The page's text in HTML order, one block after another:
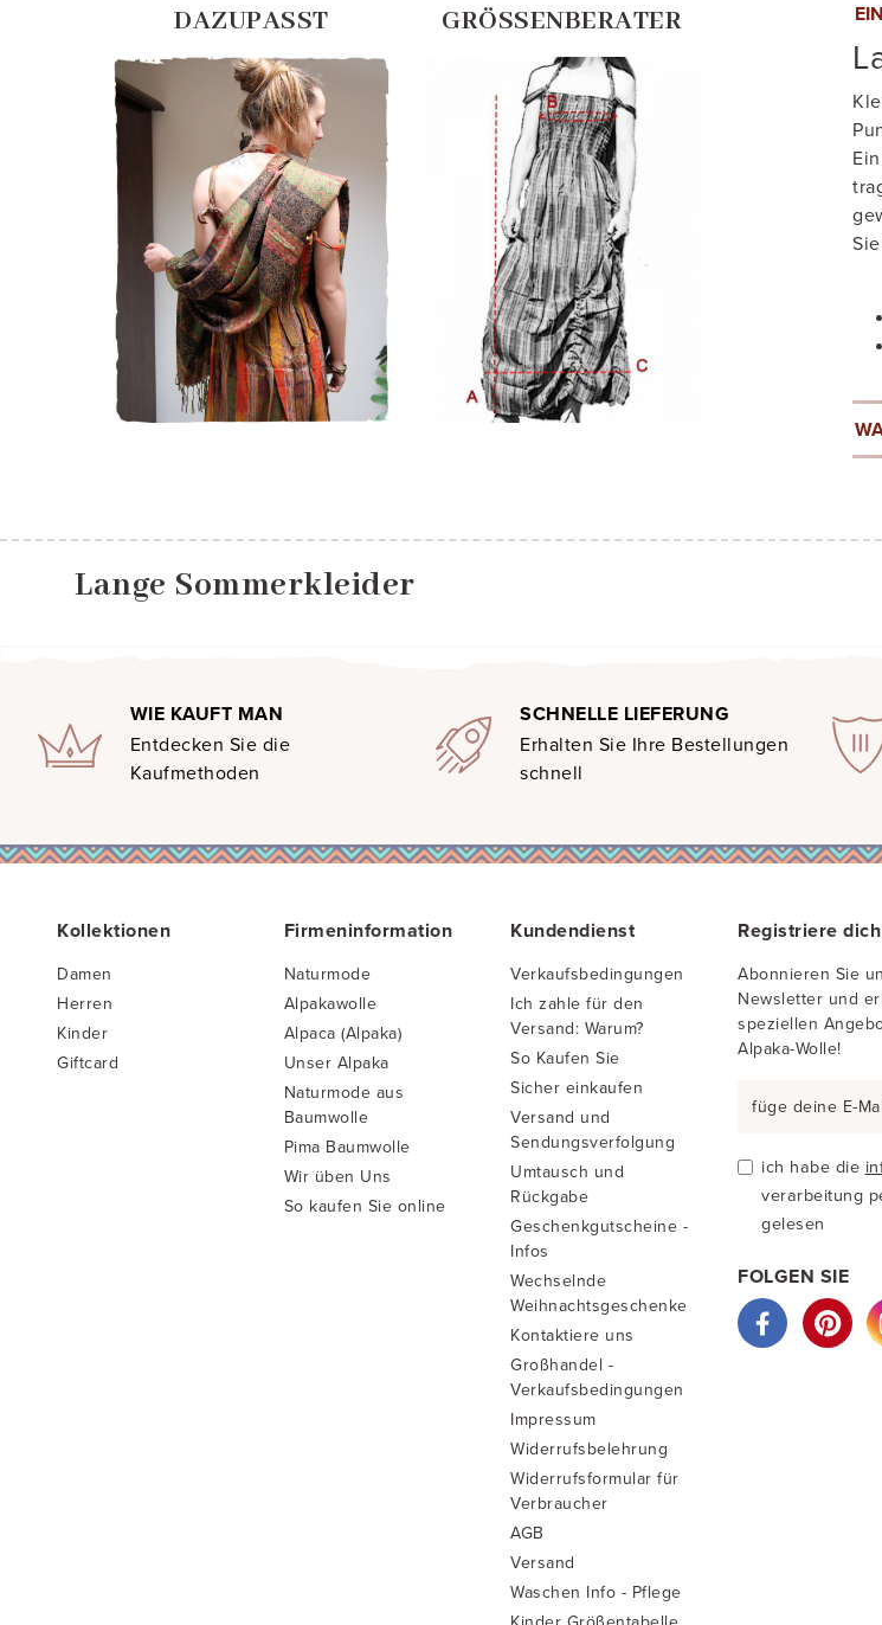
DAZUPASST GRÖSSENBERATER
Lange Sommerkleider
WIE KAUFT MAN
Entdecken Sie die
Kaufmethoden
SCHNELLE LIEFERUNG
Erhalten Sie Ihre Bestellungen
schnell
Kollektionen
Damen
Herren
Kinder
Giftcard
Firmeninformation
Naturmode
Alpakawolle
Alpaca (Alpaka)
Unser Alpaka
Naturmode aus
Baumwolle
Pima Baumwolle
Wir üben Uns
So kaufen Sie online
Kundendienst
Verkaufsbedingungen
Ich zahle für den
Versand: Warum?
So Kaufen Sie
Sicher einkaufen
Versand und
Sendungsverfolgung
Umtausch und
Rückgabe
Geschenkgutscheine -
Infos
Wechselnde
Weihnachtsgeschenke
Kontaktiere uns
Großhandel -
Verkaufsbedingungen
Impressum
Widerrufsbelehrung
Widerrufsformular für
Verbraucher
AGB
Versand
Waschen Info - Pflege
Registriere
Abonnieren Sie
Newsletter und
speziellen
Alpaka-Wolle!
ich habe die
verarbeitung
gelesen
FOLGEN SIE